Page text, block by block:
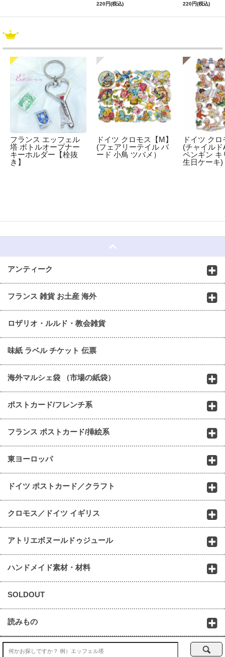
220円(税込) 220円(税込)
フランス エッフェル
塔 ボトルオープナー
キーホルダー【栓抜
き】
ドイツ クロモス【M】
(フェアリーテイル バ
ード 小鳥 ツバメ）
ドイツ ク
(チャイルド
ペンギン キ
生日ケーキ)
アンティーク
フランス 雑貨 お土産 海外
ロザリオ・ルルド・教会雑貨
味紙 ラベル チケット 伝票
海外マルシェ袋 （市場の紙袋）
ポストカード/フレンチ系
フランス ポストカード/挿絵系
東ヨーロッパ
ドイツ ポストカード／クラフト
クロモス／ドイツ イギリス
アトリエボヌールドゥジュール
ハンドメイド素材・材料
SOLDOUT
読みもの